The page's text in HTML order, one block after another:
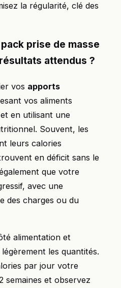
la régularité, clé des
prise de masse
attendus ?
vos apports
vos aliments
en utilisant une
Souvent, les
leurs calories
en déficit sans le
que votre
avec une
des charges ou du
alimentation et
les quantités.
par jour votre
et observez